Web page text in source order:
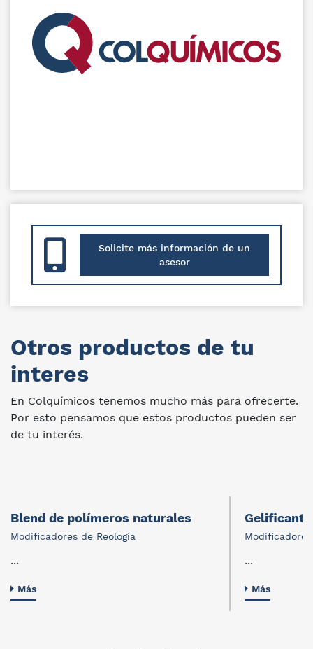
Solicite más información de un
asesor
Otros productos de tu
interes
En Colquímicos tenemos mucho más para ofrecerte.
Por esto pensamos que estos productos pueden ser
de tu interés.
Blend de polímeros naturales
Modificadores de Reología
...
Más
...
Más